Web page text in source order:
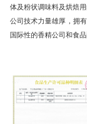
体及粉状调味料及烘焙用
公司技术力量雄厚，拥
国际性的香精公司和食